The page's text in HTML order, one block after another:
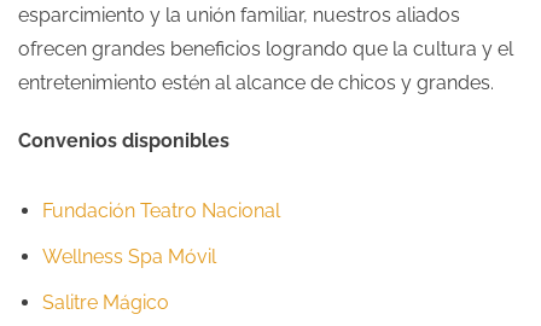
esparcimiento y la unión familiar, nuestros aliados
ofrecen grandes beneficios logrando que la cultura y el
entretenimiento estén al alcance de chicos y grandes.
Convenios disponibles
Fundación Teatro Nacional
Wellness Spa Móvil
Salitre Mágico